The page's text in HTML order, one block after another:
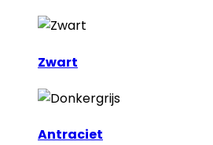
Zwart
Antraciet